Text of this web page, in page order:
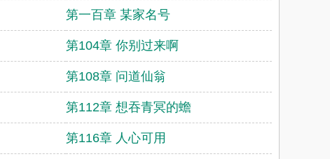
第一百章 某家名号
第104章 你别过来啊
第108章 问道仙翁
第112章 想吞青冥的蟾
第116章 人心可用